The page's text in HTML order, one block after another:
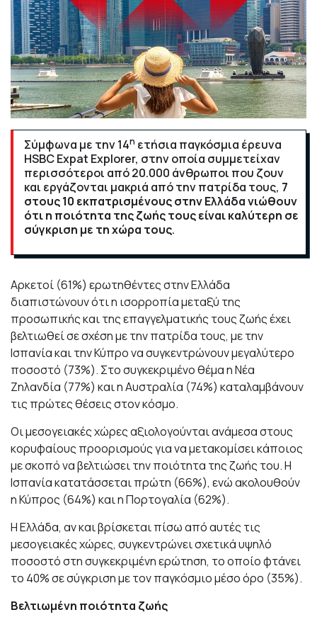
Σύμφωνα με την 14η ετήσια παγκόσμια έρευνα
HSBC Expat Explorer, στην οποία συμμετείχαν
περισσότεροι από 20.000 άνθρωποι που ζουν
και εργάζονται μακριά από την πατρίδα τους, 7
στους 10 εκπατρισμένους στην Ελλάδα νιώθουν
ότι η ποιότητα της ζωής τους είναι καλύτερη σε
σύγκριση με τη χώρα τους.
Αρκετοί (61%) ερωτηθέντες στην Ελλάδα
διαπιστώνουν ότι η ισορροπία μεταξύ της
προσωπικής και της επαγγελματικής τους ζωής έχει
βελτιωθεί σε σχέση με την πατρίδα τους, με την
Ισπανία και την Κύπρο να συγκεντρώνουν μεγαλύτερο
ποσοστό (73%). Στο συγκεκριμένο θέμα η Νέα
Ζηλανδία (77%) και η Αυστραλία (74%) καταλαμβάνουν
τις πρώτες θέσεις στον κόσμο.
Οι μεσογειακές χώρες αξιολογούνται ανάμεσα στους
κορυφαίους προορισμούς για να μετακομίσει κάποιος
με σκοπό να βελτιώσει την ποιότητα της ζωής του. Η
Ισπανία κατατάσσεται πρώτη (66%), ενώ ακολουθούν
η Κύπρος (64%) και η Πορτογαλία (62%).
Η Ελλάδα, αν και βρίσκεται πίσω από αυτές τις
μεσογειακές χώρες, συγκεντρώνει σχετικά υψηλό
ποσοστό στη συγκεκριμένη ερώτηση, το οποίο φτάνει
το 40% σε σύγκριση με τον παγκόσμιο μέσο όρο (35%).
Βελτιωμένη ποιότητα ζωής